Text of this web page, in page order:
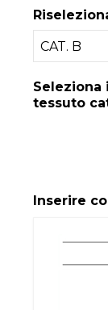
Seleziona
tessuto
Inserire